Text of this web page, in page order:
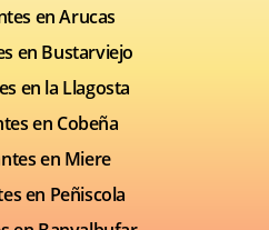
en Arucas
en Bustarviejo
en la Llagosta
en Cobeña
en Miere
en Peñiscola